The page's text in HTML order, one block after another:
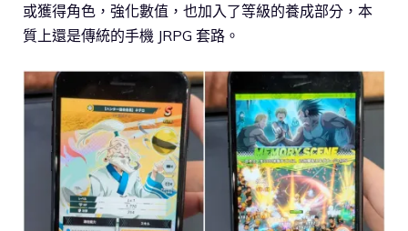
或獲得角色，強化數值，也加入了等級的養成部分，本
質上還是傳統的手機 JRPG 套路。